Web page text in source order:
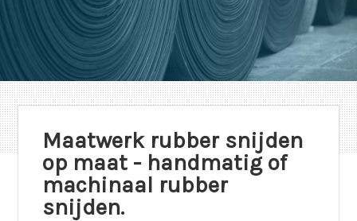
Maatwerk rubber snijden
op maat - handmatig of
machinaal rubber
snijden.